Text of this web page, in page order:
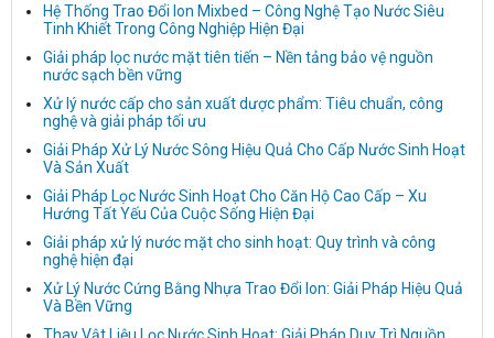
Hệ Thống Trao Đổi Ion Mixbed – Công Nghệ Tạo Nước Siêu
Tinh Khiết Trong Công Nghiệp Hiện Đại
Giải pháp lọc nước mặt tiên tiến – Nền tảng bảo vệ nguồn
nước sạch bền vững
Xử lý nước cấp cho sản xuất dược phẩm: Tiêu chuẩn, công
nghệ và giải pháp tối ưu
Giải Pháp Xử Lý Nước Sông Hiệu Quả Cho Cấp Nước Sinh Hoạt
Và Sản Xuất
Giải Pháp Lọc Nước Sinh Hoạt Cho Căn Hộ Cao Cấp – Xu
Hướng Tất Yếu Của Cuộc Sống Hiện Đại
Giải pháp xử lý nước mặt cho sinh hoạt: Quy trình và công
nghệ hiện đại
Xử Lý Nước Cứng Bằng Nhựa Trao Đổi Ion: Giải Pháp Hiệu Quả
Và Bền Vững